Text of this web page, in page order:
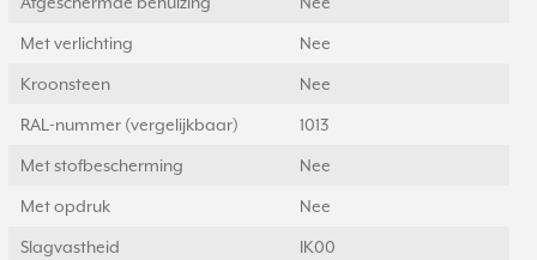
Met verlichting Nee
Kroonsteen Nee
RAL-nummer (vergelijkbaar) 1013
Met stofbescherming Nee
Met opdruk Nee
Slagvastheid IK00